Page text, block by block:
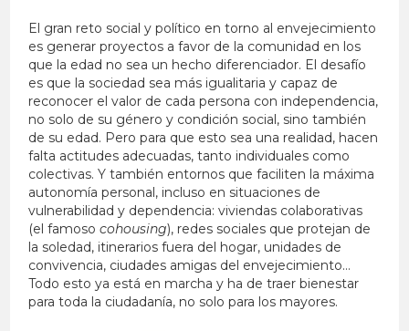
El gran reto social y político en torno al envejecimiento
es generar proyectos a favor de la comunidad en los
que la edad no sea un hecho diferenciador. El desafío
es que la sociedad sea más igualitaria y capaz de
reconocer el valor de cada persona con independencia,
no solo de su género y condición social, sino también
de su edad. Pero para que esto sea una realidad, hacen
falta actitudes adecuadas, tanto individuales como
colectivas. Y también entornos que faciliten la máxima
autonomía personal, incluso en situaciones de
vulnerabilidad y dependencia: viviendas colaborativas
(el famosocohousing), redes sociales que protejan de
la soledad, itinerarios fuera del hogar, unidades de
convivencia, ciudades amigas del envejecimiento…
Todo esto ya está en marcha y ha de traer bienestar
para toda la ciudadanía, no solo para los mayores.